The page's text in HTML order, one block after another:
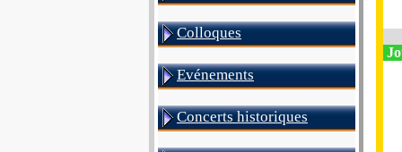
Colloques
Evénements
Concerts historiques